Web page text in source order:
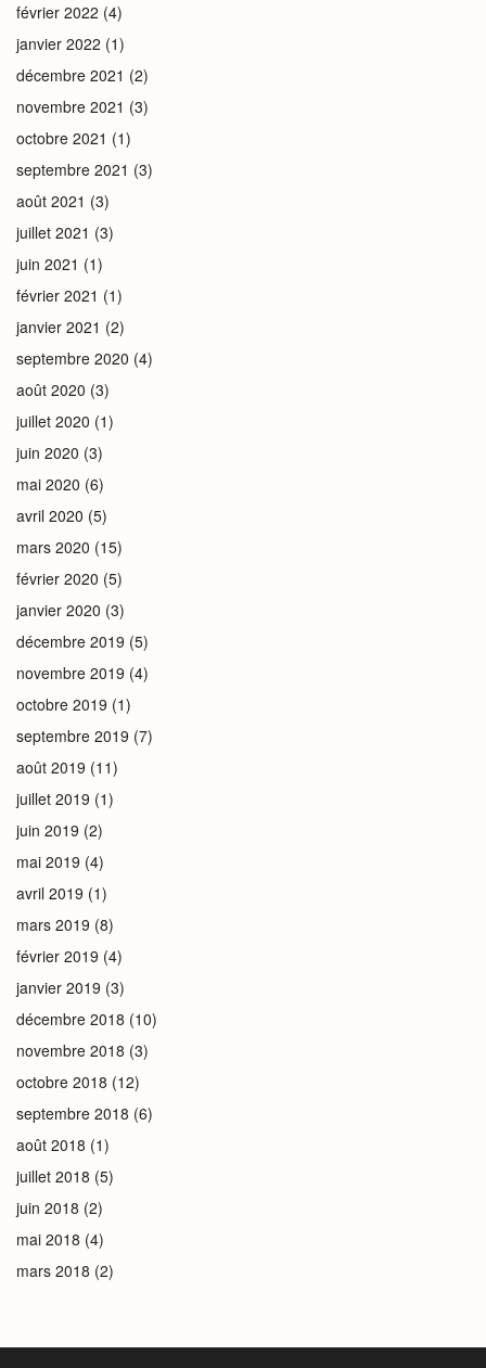
février 2022 (4)
janvier 2022 (1)
décembre 2021 (2)
novembre 2021 (3)
octobre 2021 (1)
septembre 2021 (3)
août 2021 (3)
juillet 2021 (3)
juin 2021 (1)
février 2021 (1)
janvier 2021 (2)
septembre 2020 (4)
août 2020 (3)
juillet 2020 (1)
juin 2020 (3)
mai 2020 (6)
avril 2020 (5)
mars 2020 (15)
février 2020 (5)
janvier 2020 (3)
décembre 2019 (5)
novembre 2019 (4)
octobre 2019 (1)
septembre 2019 (7)
août 2019 (11)
juillet 2019 (1)
juin 2019 (2)
mai 2019 (4)
avril 2019 (1)
mars 2019 (8)
février 2019 (4)
janvier 2019 (3)
décembre 2018 (10)
novembre 2018 (3)
octobre 2018 (12)
septembre 2018 (6)
août 2018 (1)
juillet 2018 (5)
juin 2018 (2)
mai 2018 (4)
mars 2018 (2)